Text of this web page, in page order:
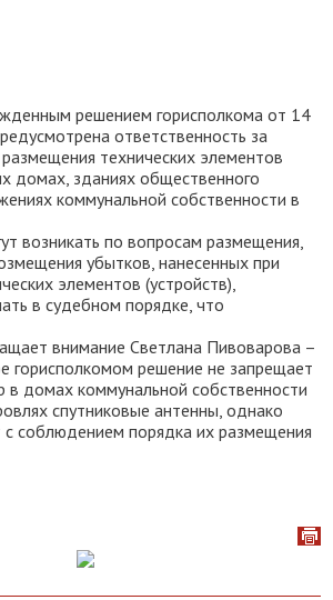
решением горисполкома от 14
ответственность за
технических элементов
домах, зданиях общественного
коммунальной собственности в
возникать по вопросам размещения,
убытков, нанесенных при
элементов (устройств),
в судебном порядке, что
внимание Светлана Пивоварова –
горисполкомом решение не запрещает
в домах коммунальной собственности
спутниковые антенны, однако
с соблюдением порядка их размещения